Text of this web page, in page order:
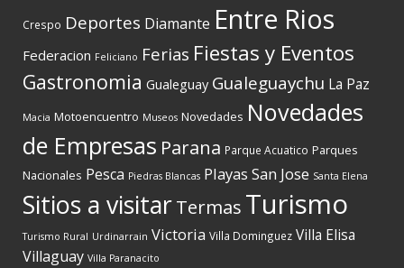
Crespo Deportes Diamante Entre Rios
Federacion Feliciano Ferias Fiestas y Eventos
Gastronomia Gualeguay Gualeguaychu La Paz
Macia Motoencuentro Museos Novedades Novedades
de Empresas Parana Parque Acuatico Parques
Nacionales Pesca Piedras Blancas Playas San Jose Santa Elena
Sitios a visitarTermas Turismo
Turismo Rural Urdinarrain Victoria Villa Dominguez Villa Elisa
Villaguay Villa Paranacito